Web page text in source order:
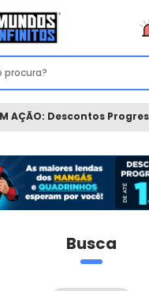
AÇÃO: Descontos
Busca